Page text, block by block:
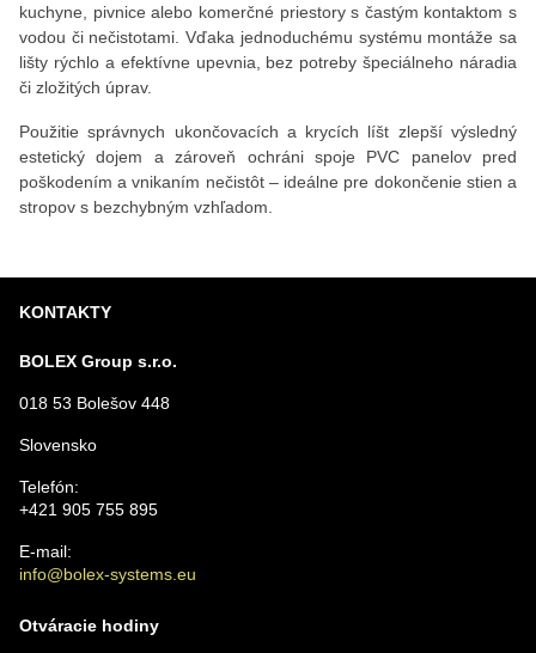
kuchyne, pivnice alebo komerčné priestory s častým kontaktom s
vodou či nečistotami. Vďaka jednoduchému systému montáže sa
lišty rýchlo a efektívne upevnia, bez potreby špeciálneho náradia
či zložitých úprav.
Použitie správnych ukončovacích a krycích líšt zlepší výsledný
estetický dojem a zároveň ochráni spoje PVC panelov pred
poškodením a vnikaním nečistôt – ideálne pre dokončenie stien a
stropov s bezchybným vzhľadom.
KONTAKTY
BOLEX Group s.r.o.
018 53 Bolešov 448
Slovensko
Telefón:
+421 905 755 895
E-mail:
info@bolex-systems.eu
Otváracie hodiny